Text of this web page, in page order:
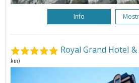
Info
Royal Grand Hotel &
km)